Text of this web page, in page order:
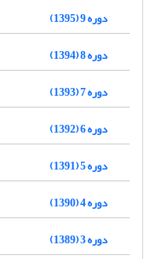
دوره 9 (1395)
دوره 8 (1394)
دوره 7 (1393)
دوره 6 (1392)
دوره 5 (1391)
دوره 4 (1390)
دوره 3 (1389)